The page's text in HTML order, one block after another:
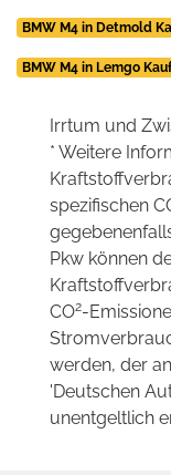
BMW M4 in Detmold
BMW M4 in Lemgo
Irrtum und
* Weitere
spezifischen
Pkw können
CO2-
werden, der
'Deutschen
unentgeltlich